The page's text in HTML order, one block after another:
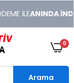
İLEANINDA
0
Arama